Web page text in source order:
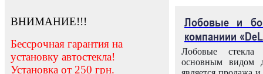
ВНИМАНИЕ!!!
Бессрочная гарантия на
установку автостекла!
Установка от 250 грн.
Лобовые и
компаниии
Лобовые
основным видом